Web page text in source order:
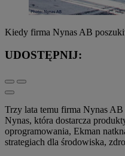
Kiedy firma Nynas AB
UDOSTĘPNIJ:
Trzy lata temu firma Nynas
Nynas, która dostarcza
oprogramowania, Ekman
strategiach dla środowiska,